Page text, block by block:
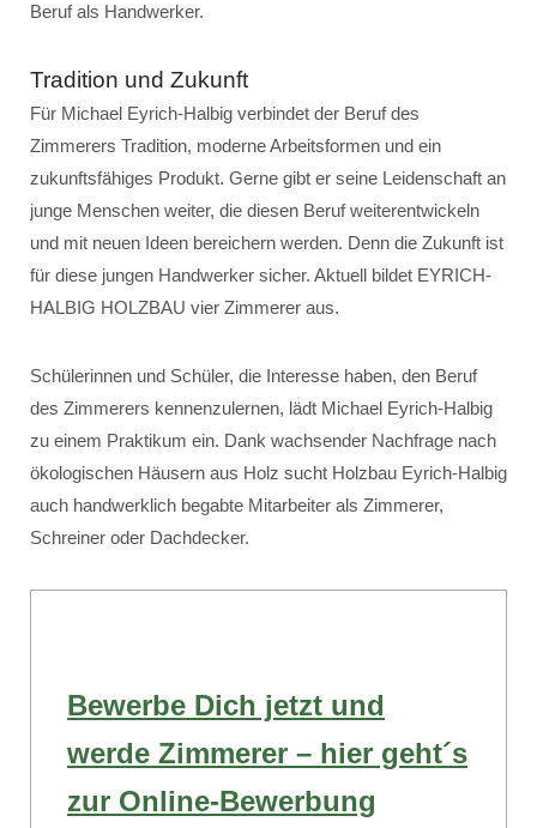
Beruf als Handwerker.
Tradition und Zukunft
Für Michael Eyrich-Halbig verbindet der Beruf des
Zimmerers Tradition, moderne Arbeitsformen und ein
zukunftsfähiges Produkt. Gerne gibt er seine Leidenschaft an
junge Menschen weiter, die diesen Beruf weiterentwickeln
und mit neuen Ideen bereichern werden. Denn die Zukunft ist
für diese jungen Handwerker sicher. Aktuell bildet EYRICH-
HALBIG HOLZBAU vier Zimmerer aus.
Schülerinnen und Schüler, die Interesse haben, den Beruf
des Zimmerers kennenzulernen, lädt Michael Eyrich-Halbig
zu einem Praktikum ein. Dank wachsender Nachfrage nach
ökologischen Häusern aus Holz sucht Holzbau Eyrich-Halbig
auch handwerklich begabte Mitarbeiter als Zimmerer,
Schreiner oder Dachdecker.
Bewerbe Dich jetzt und
werde Zimmerer – hier geht´s
zur Online-Bewerbung